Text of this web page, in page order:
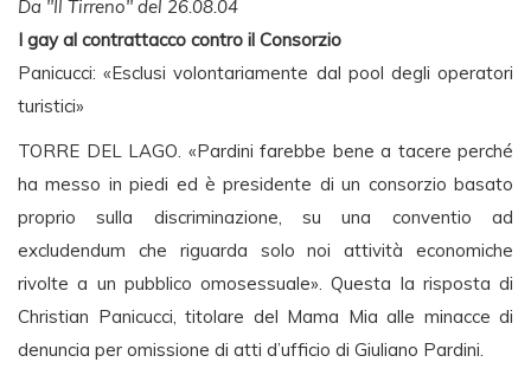
Da "Il Tirreno" del 26.08.04
I gay al contrattacco contro il Consorzio
Panicucci: «Esclusi volontariamente dal pool degli operatori
turistici»
TORRE DEL LAGO. «Pardini farebbe bene a tacere perché
ha messo in piedi ed è presidente di un consorzio basato
proprio sulla discriminazione, su una conventio ad
excludendum che riguarda solo noi attività economiche
rivolte a un pubblico omosessuale». Questa la risposta di
Christian Panicucci, titolare del Mama Mia alle minacce di
denuncia per omissione di atti d’ufficio di Giuliano Pardini.